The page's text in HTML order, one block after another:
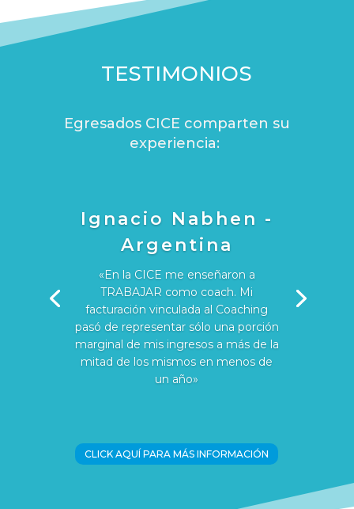
TESTIMONIOS
Egresados CICE comparten su
experiencia:
Ignacio Nabhen -
Argentina
«En la CICE me enseñaron a
TRABAJAR como coach. Mi
facturación vinculada al Coaching
pasó de representar sólo una porción
marginal de mis ingresos a más de la
mitad de los mismos en menos de
un año»
CLICK AQUÍ PARA MÁS INFORMACIÓN